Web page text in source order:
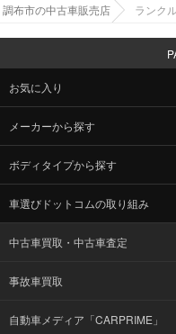
調布市の中古車販売店 ランク
お気に入り
メーカーから探す
ボディタイプから探す
車選びドットコムの取り組み
中古車買取・中古車査定
事故車買取
自動車メディア「CARPRIME」